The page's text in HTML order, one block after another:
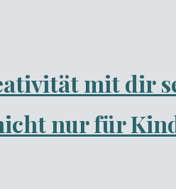
mit dir
nur für